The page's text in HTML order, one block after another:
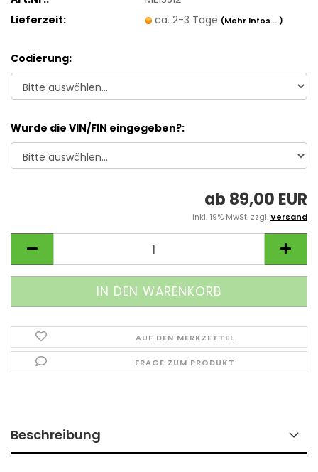
Lieferzeit:
ca. 2-3 Tage (Mehr Infos ...)
Codierung:
Wurde die VIN/FIN eingegeben?:
ab 89,00 EUR
inkl. 19% MwSt. zzgl.Versand
AUF DEN MERKZETTEL
FRAGE ZUM PRODUKT
Beschreibung